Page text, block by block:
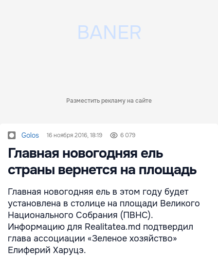
Разместить рекламу на сайте
Golos 16 ноября 2016, 18:19 6 079
Главная новогодняя ель
страны вернется на площадь
Главная новогодняя ель в этом году будет
установлена в столице на площади Великого
Национального Собрания (ПВНС).
Информацию для Realitatea.md подтвердил
глава ассоциации «Зеленое хозяйство»
Елиферий Харуцэ.